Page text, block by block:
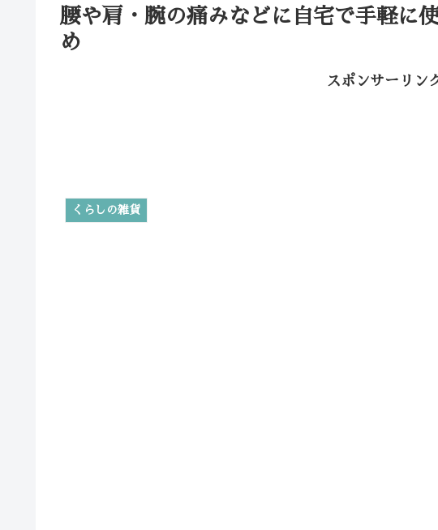
腰や肩・腕の痛みなどに自宅で手軽に
め
スポンサーリン
くらしの雑貨